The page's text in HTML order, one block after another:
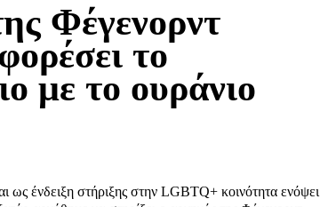
Φέγενορντ
το
με το ουράνιο
ως ένδειξη στήριξης στην LGBTQ+ κοινότητα ενόψει